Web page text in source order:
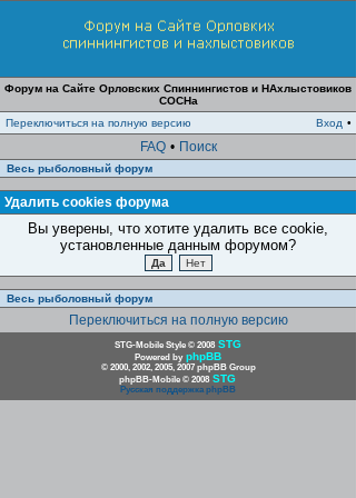
Форум на Сайте Орловских Спиннингистов и НАхлыстовиков
СОСНа
Переключиться на полную версию
Вход •
FAQ • Поиск
Весь рыболовный форум
Удалить cookies форума
Вы уверены, что хотите удалить все cookie,
установленные данным форумом?
Весь рыболовный форум
Переключиться на полную версию
STG-Mobile Style © 2008 STG
Powered by phpBB
© 2000, 2002, 2005, 2007 phpBB Group
phpBB-Mobile © 2008 STG
Русская поддержка phpBB